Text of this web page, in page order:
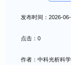
发布时间：2026-
点击：0
作者：中科光析科